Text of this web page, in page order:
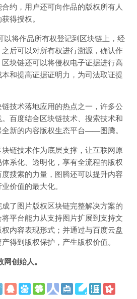
约，用户还可向作品的版权所有人
得授权。
将作品所有权登记到区块链上，经
后可以对所有权进行溯源，确认作
块链还可以将侵权电子证据进行高
和提高证据证明力，为司法取证提
技术落地应用的热点之一，许多公
百度结合区块链技术、搜索技术和
新的内容版权生态平台——图腾。
链技术作为底层支撑，让互联网原
系化、透明化，享有全流程的版权
搜索的力量，图腾还可以提升内容
价值的最大化。
了图片版权区块链完整解决方案的
平台能力从支持图片扩展到支持文
内容表现形式；并通过与百度云盘
得到版权保护，产生版权价值。
始人。